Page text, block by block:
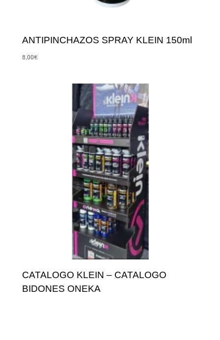
ANTIPINCHAZOS SPRAY KLEIN 150ml
8,00€
CATALOGO KLEIN – CATALOGO
BIDONES ONEKA